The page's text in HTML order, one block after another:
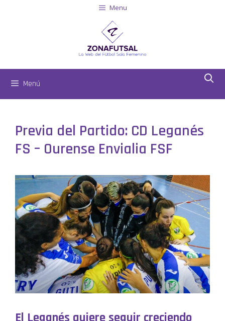
Menu
Menú
Previa del Partido: CD Leganés
FS – Ourense Envialia FSF